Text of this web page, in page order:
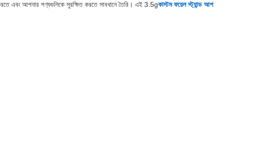
এবং আপনার পণ্যগুলিকে সুরক্ষিত করতে সাবধানে তৈরি। এই 3.5gকাস্টম ফয়েল স্ট্যান্ড আপ